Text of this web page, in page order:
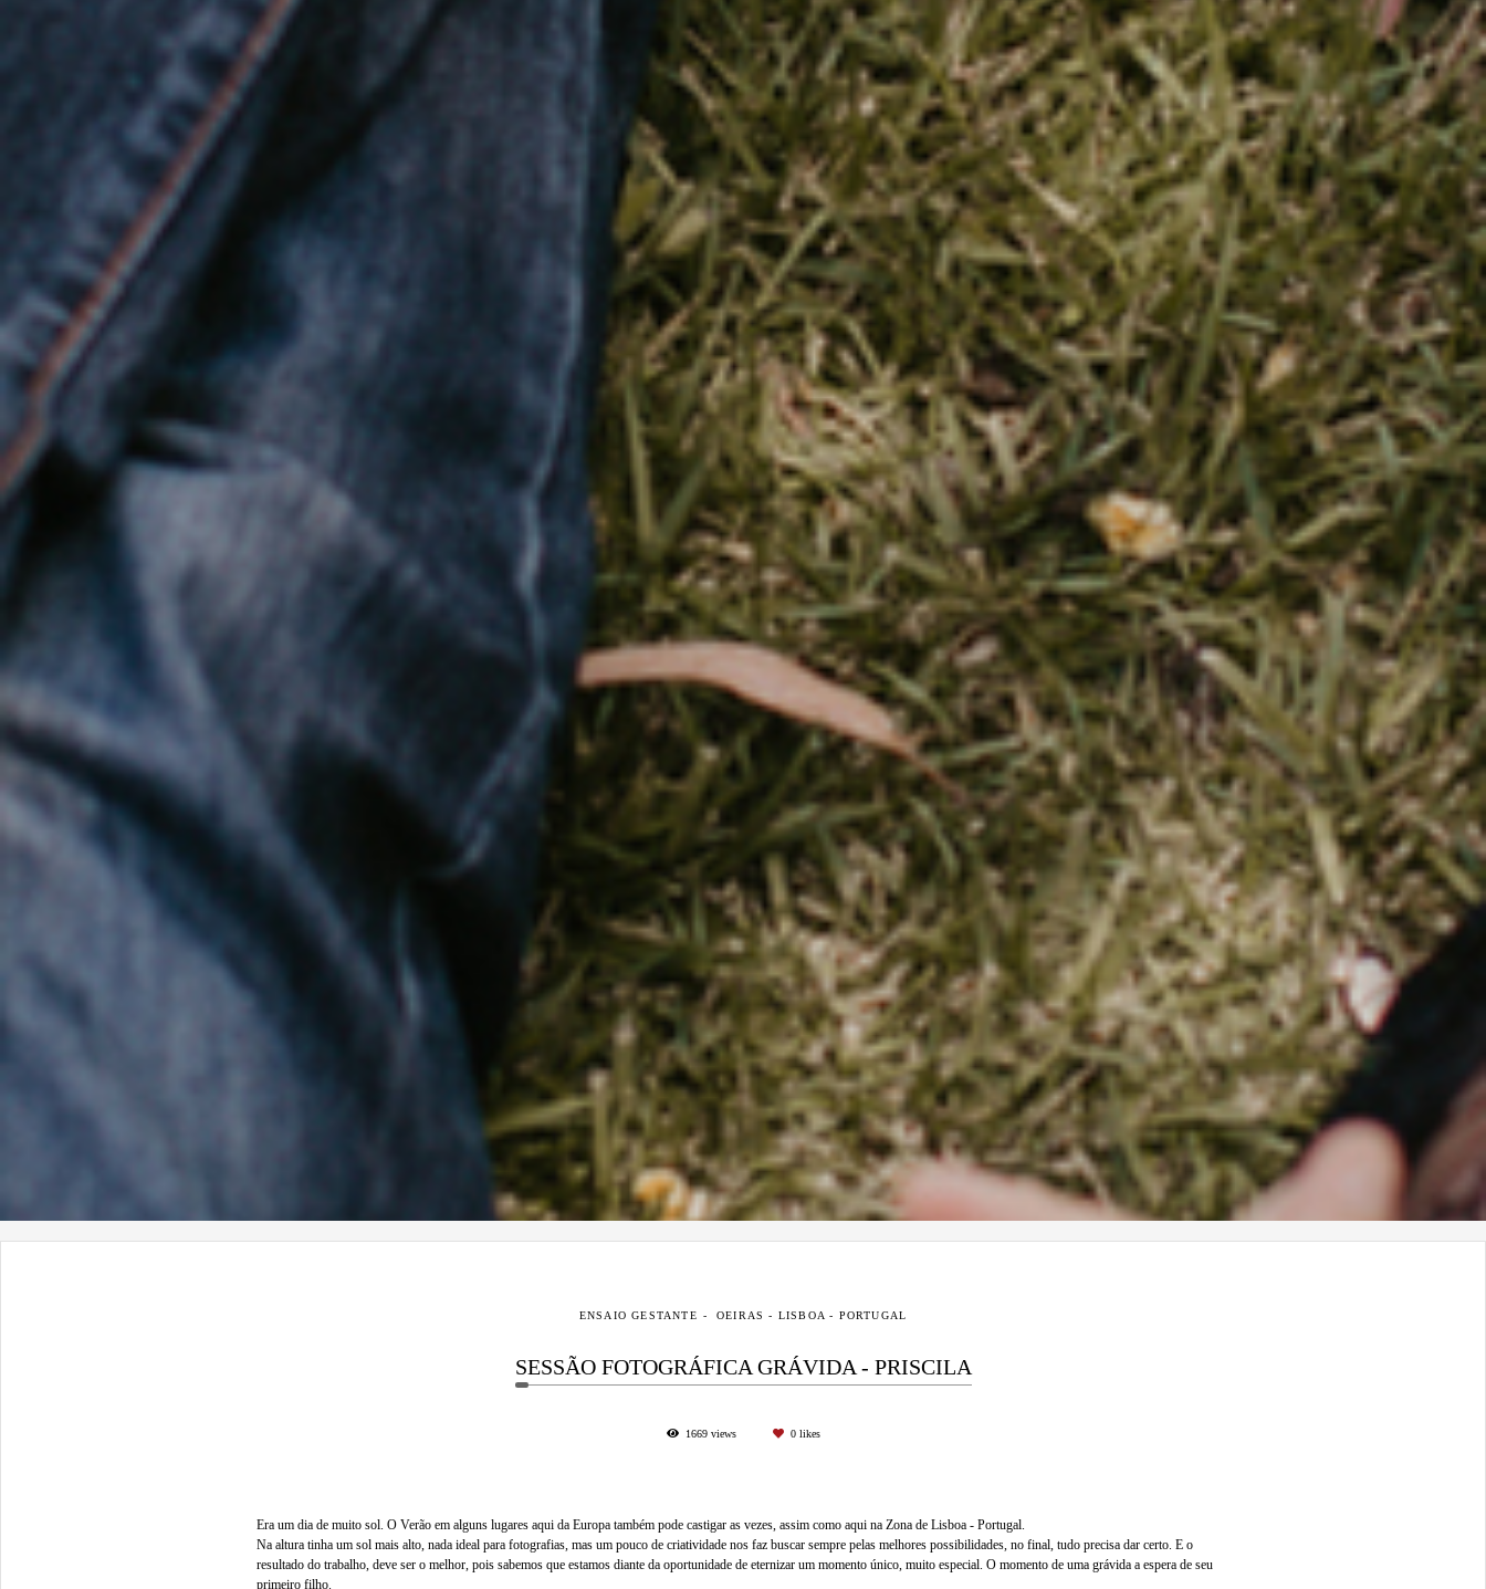
ENSAIO GESTANTE OEIRAS - LISBOA - PORTUGAL
SESSÃO FOTOGRÁFICA GRÁVIDA - PRISCILA
1669views 0likes
Era um dia de muito sol. O Verão em alguns lugares aqui da Europa também pode castigar as vezes, assim como aqui na Zona de Lisboa - Portugal.
Na altura tinha um sol mais alto, nada ideal para fotografias, mas um pouco de criatividade nos faz buscar sempre pelas melhores possibilidades, no final, tudo precisa dar certo. E o
resultado do trabalho, deve ser o melhor, pois sabemos que estamos diante da oportunidade de eternizar um momento único, muito especial. O momento de uma grávida a espera de seu
primeiro filho.